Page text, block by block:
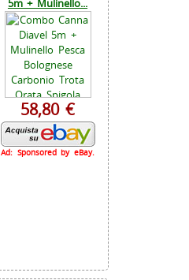
5m + Mulinello...
58,80 €
Ad: Sponsored by eBay.